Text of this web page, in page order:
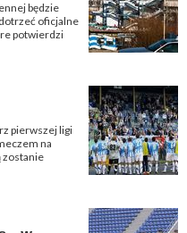
będzie
oficjalne
potwierdzi
pierwszej ligi
na
zostanie